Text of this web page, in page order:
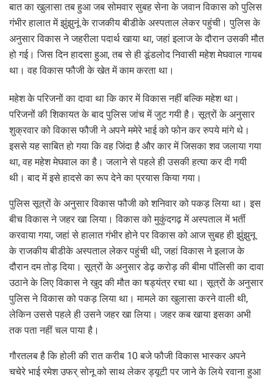
बात का खुलासा तब हुआ जब सोमवार सुबह सेना के जवान विकास को पुलिस
गंभीर हालात में झुंझुनूं के राजकीय बीडीके अस्पताल लेकर पहुंची। पुलिस के
अनुसार विकास ने जहरीला पदार्थ खाया था, जहां इलाज के दौरान उसकी मौत
हो गई। जिस दिन हादसा हुआ, तब से ही डूंडलोद निवासी महेश मेघवाल गायब
था। वह विकास फौजी के खेत में काम करता था।
महेश के परिजनों का दावा था कि कार में विकास नहीं बल्कि महेश था।
परिजनों की शिकायत के बाद पुलिस जांच में जुट गयी है। सूत्रों के अनुसार
शुक्रवार को विकास फौजी ने अपने ममेरे भाई को फोन कर रुपये मांगे थे।
इससे यह साबित हो गया कि वह जिंदा है और कार में जिसका शव जलाया गया
था, वह महेश मेघवाल का है। जलाने से पहले ही उसकी हत्या कर दी गयी
थी। बाद में इसे हादसे का रूप देने का प्रयास किया गया।
पुलिस सूत्रों के अनुसार विकास फौजी को शनिवार को पकड़ लिया था। इस
बीच विकास ने जहर खा लिया। विकास को मुकुंदगढ़ में अस्पताल में भर्ती
करवाया गया, जहां से हालात गंभीर होने पर विकास को आज सुबह ही झुंझुनू
के राजकीय बीडीके अस्पताल लेकर पहुंची थी, जहां विकास ने इलाज के
दौरान दम तोड़ दिया। सूत्रों के अनुसार डेढ़ करोड़ की बीमा पॉलिसी का दावा
उठाने के लिए विकास ने खुद की मौत का षड्यंत्र रचा था। सूत्रों के अनुसार
पुलिस ने विकास को पकड़ लिया था। मामले का खुलासा करने वाली थी,
लेकिन उससे पहले ही उसने जहर खा लिया। जहर कब खाया इसका अभी
तक पता नहीं चल पाया है।
गौरतलब है कि होली की रात करीब 10 बजे फौजी विकास भास्कर अपने
चचेरे भाई रमेश उफर् सोनू को साथ लेकर ड्यूटी पर जाने के लिये रवाना हुआ